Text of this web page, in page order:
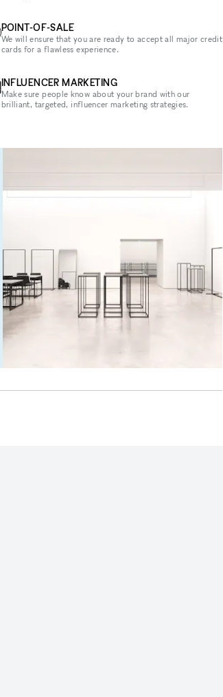
POINT-OF-SALE
We will ensure that you are ready to accept all major credit
cards for a flawless experience.
INFLUENCER MARKETING
Make sure people know about your brand with our
brilliant, targeted, influencer marketing strategies.